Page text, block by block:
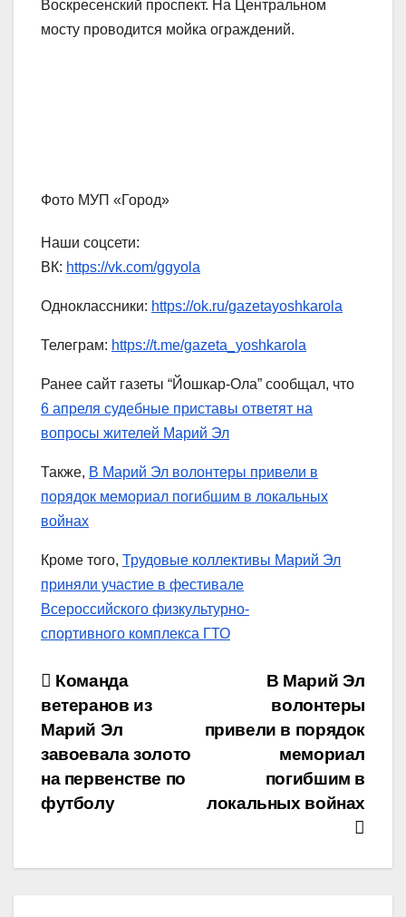
Воскресенский проспект. На Центральном
мосту проводится мойка ограждений.
Фото МУП «Город»
Наши соцсети:
ВК: https://vk.com/ggyola
Одноклассники: https://ok.ru/gazetayoshkarola
Телеграм: https://t.me/gazeta_yoshkarola
Ранее сайт газеты “Йошкар-Ола” сообщал, что
6 апреля судебные приставы ответят на
вопросы жителей Марий Эл
Также, В Марий Эл волонтеры привели в
порядок мемориал погибшим в локальных
войнах
Кроме того, Трудовые коллективы Марий Эл
приняли участие в фестивале
Всероссийского физкультурно-
спортивного комплекса ГТО
Навигация
по
записям
В Марий Эл
волонтеры
привели в порядок
мемориал
погибшим в
локальных войнах
Команда
ветеранов из
Марий Эл
завоевала золото
на первенстве по
футболу